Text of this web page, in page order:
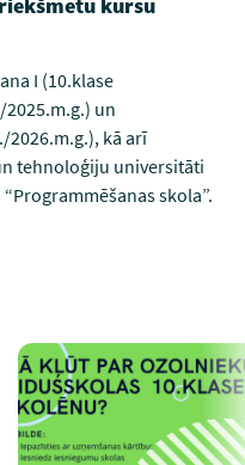
I (10.klase
2025.m.g.) un
2026.m.g.), kā arī
tehnoloģiju universitāti
skola”.